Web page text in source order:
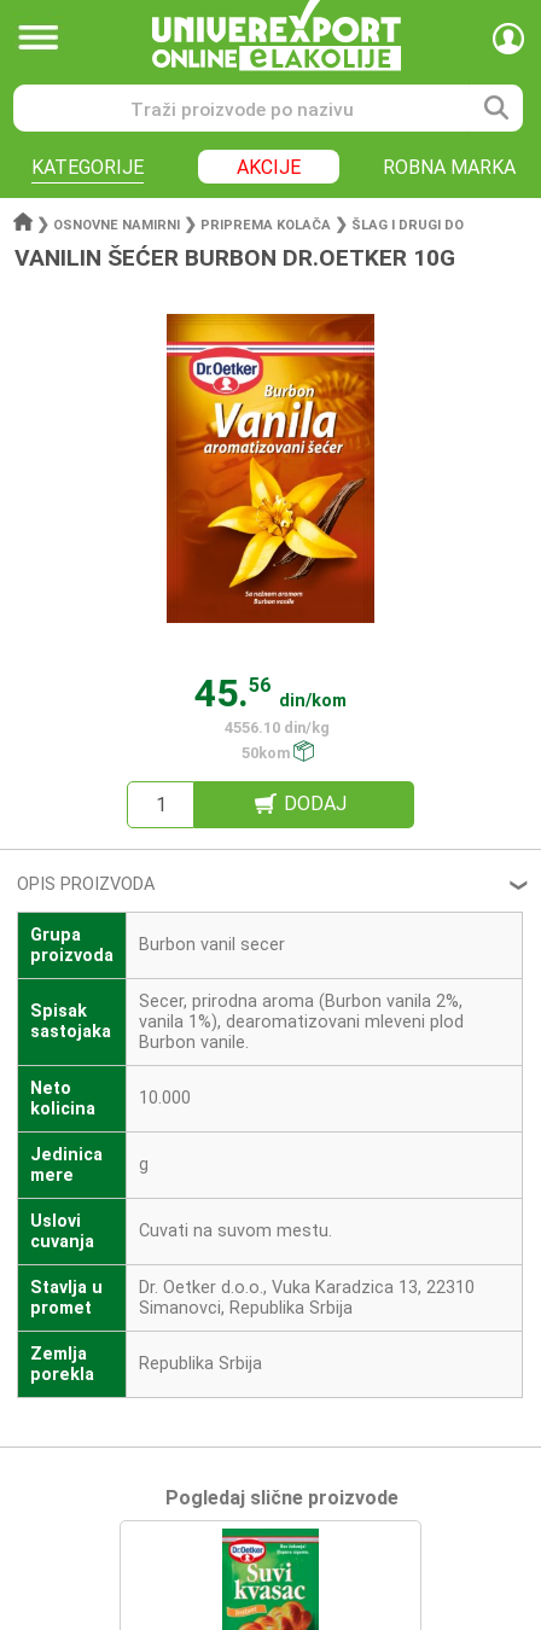
KATEGORIJE AKCIJE ROBNA MARKA
❯ OSNOVNE NAMIRNI ❯ PRIPREMA KOLAČA ❯ ŠLAG I DRUGI DO
VANILIN ŠEĆER BURBON DR.OETKER 10G
45.56
din/kom
4556.10 din/kg
50kom
DODAJ
OPIS PROIZVODA ❮
Grupa
proizvoda
Burbon vanil secer
Spisak
sastojaka
Secer, prirodna aroma (Burbon vanila 2%,
vanila 1%), dearomatizovani mleveni plod
Burbon vanile.
Neto
kolicina
10.000
Jedinica
mere
g
Uslovi
cuvanja
Cuvati na suvom mestu.
Stavlja u
promet
Dr. Oetker d.o.o., Vuka Karadzica 13, 22310
Simanovci, Republika Srbija
Zemlja
porekla
Republika Srbija
Pogledaj slične proizvode